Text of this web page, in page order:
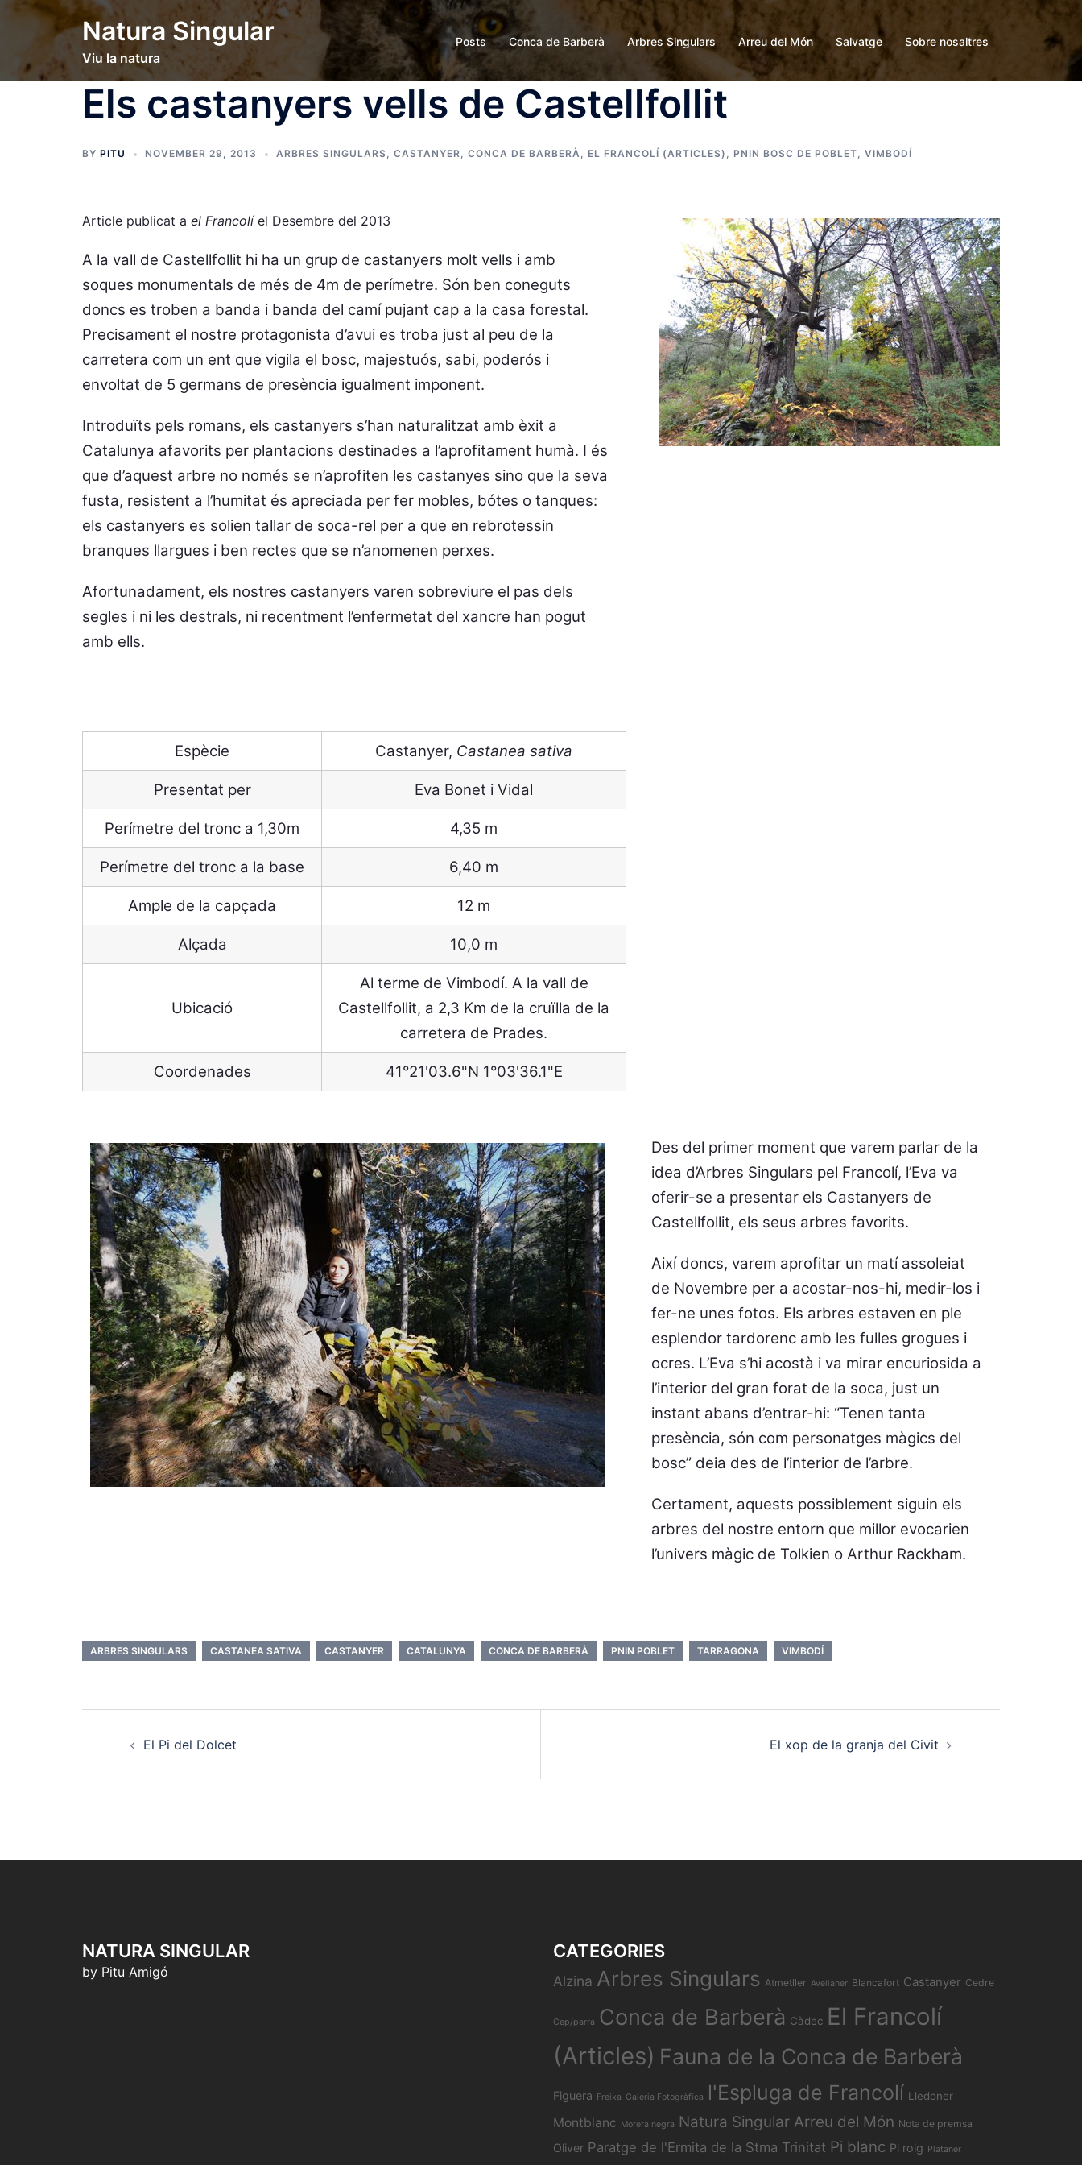
Natura Singular
Viu la natura
Posts Conca de Barberà Arbres Singulars Arreu del Món Salvatge Sobre nosaltres
Els castanyers vells de Castellfollit
BY PITU NOVEMBER 29, 2013 ARBRES SINGULARS, CASTANYER, CONCA DE BARBERÀ, EL FRANCOLÍ (ARTICLES) , PNIN BOSC DE POBLET, VIMBODÍ
Article publicat a el Francolíel Desembre del 2013
A la vall de Castellfollit hi ha un grup de castanyers molt vells i amb
soques monumentals de més de 4m de perímetre. Són ben coneguts
doncs es troben a banda i banda del camí pujant cap a la casa forestal.
Precisament el nostre protagonista d’avui es troba just al peu de la
carretera com un ent que vigila el bosc, majestuós, sabi, poderós i
envoltat de 5 germans de presència igualment imponent.
Introduïts pels romans, els castanyers s’han naturalitzat amb èxit a
Catalunya afavorits per plantacions destinades a l’aprofitament humà. I és
que d’aquest arbre no només se n’aprofiten les castanyes sino que la seva
fusta, resistent a l’humitat és apreciada per fer mobles, bótes o tanques:
els castanyers es solien tallar de soca-rel per a que en rebrotessin
branques llargues i ben rectes que se n’anomenen perxes.
Afortunadament, els nostres castanyers varen sobreviure el pas dels
segles i ni les destrals, ni recentment l’enfermetat del xancre han pogut
amb ells.
Espècie Castanyer, Castanea sativa
Presentat per Eva Bonet i Vidal
Perímetre del tronc a 1,30m 4,35 m
Perímetre del tronc a la base 6,40 m
Ample de la capçada 12 m
Alçada 10,0 m
Ubicació
Al terme de Vimbodí. A la vall de
Castellfollit, a 2,3 Km de la cruïlla de la
carretera de Prades.
Coordenades 41°21'03.6"N 1°03'36.1"E
Des del primer moment que varem parlar de la
idea d’Arbres Singulars pel Francolí, l’Eva va
oferir-se a presentar els Castanyers de
Castellfollit, els seus arbres favorits.
Així doncs, varem aprofitar un matí assoleiat
de Novembre per a acostar-nos-hi, medir-los i
fer-ne unes fotos. Els arbres estaven en ple
esplendor tardorenc amb les fulles grogues i
ocres. L’Eva s’hi acostà i va mirar encuriosida a
l’interior del gran forat de la soca, just un
instant abans d’entrar-hi: “Tenen tanta
presència, són com personatges màgics del
bosc” deia des de l’interior de l’arbre.
Certament, aquests possiblement siguin els
arbres del nostre entorn que millor evocarien
l’univers màgic de Tolkien o Arthur Rackham.
ARBRES SINGULARS CASTANEA SATIVA CASTANYER CATALUNYA CONCA DE BARBERÀ PNIN POBLET TARRAGONA VIMBODÍ
navigation
El Pi del Dolcet El xop de la granja del Civit
NATURA SINGULAR
by Pitu Amigó
CATEGORIES
Alzina Arbres Singulars Atmetller Avellaner Blancafort Castanyer Cedre
Cep/parra Conca de Barberà Càdec El Francolí
(Articles) Fauna de la Conca de Barberà
Figuera Freixa Galeria Fotogràfica l'Espluga de Francolí Lledoner
Montblanc Morera negra Natura Singular Arreu del Món Nota de premsa
Oliver Paratge de l'Ermita de la Stma Trinitat Pi blanc Pi roig Plataner